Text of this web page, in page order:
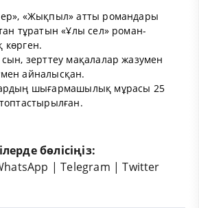
«Жықпыл» атты романдары
тұратын «Ұлы сел» роман-
көрген.
зерттеу мақалалар жазумен
айналысқан.
шығармашылық мұрасы 25
бөлісіңіз:
|Telegram |Twitter